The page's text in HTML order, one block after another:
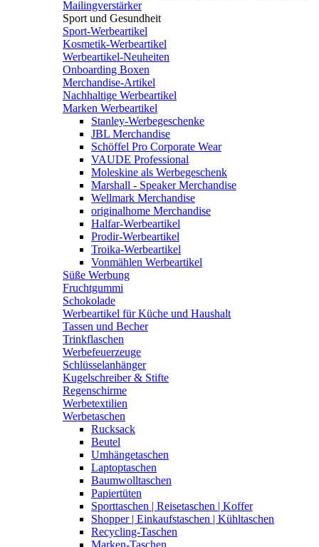
Mailingverstärker
Sport und Gesundheit
Sport-Werbeartikel
Kosmetik-Werbeartikel
Werbeartikel-Neuheiten
Onboarding Boxen
Merchandise-Artikel
Nachhaltige Werbeartikel
Marken Werbeartikel
Stanley-Werbegeschenke
JBL Merchandise
Schöffel Pro Corporate Wear
VAUDE Professional
Moleskine als Werbegeschenk
Marshall - Speaker Merchandise
Wellmark Merchandise
originalhome Merchandise
Halfar-Werbeartikel
Prodir-Werbeartikel
Troika-Werbeartikel
Vonmählen Werbeartikel
Süße Werbung
Fruchtgummi
Schokolade
Werbeartikel für Küche und Haushalt
Tassen und Becher
Trinkflaschen
Werbefeuerzeuge
Schlüsselanhänger
Kugelschreiber & Stifte
Regenschirme
Werbetextilien
Werbetaschen
Rucksack
Beutel
Umhängetaschen
Laptoptaschen
Baumwolltaschen
Papiertüten
Sporttaschen | Reisetaschen | Koffer
Shopper | Einkaufstaschen | Kühltaschen
Recycling-Taschen
Marken-Taschen